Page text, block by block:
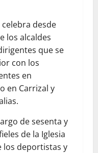
desde
los alcaldes
que se
con los
en
en Carrizal y
de sesenta y
de la Iglesia
los deportistas y